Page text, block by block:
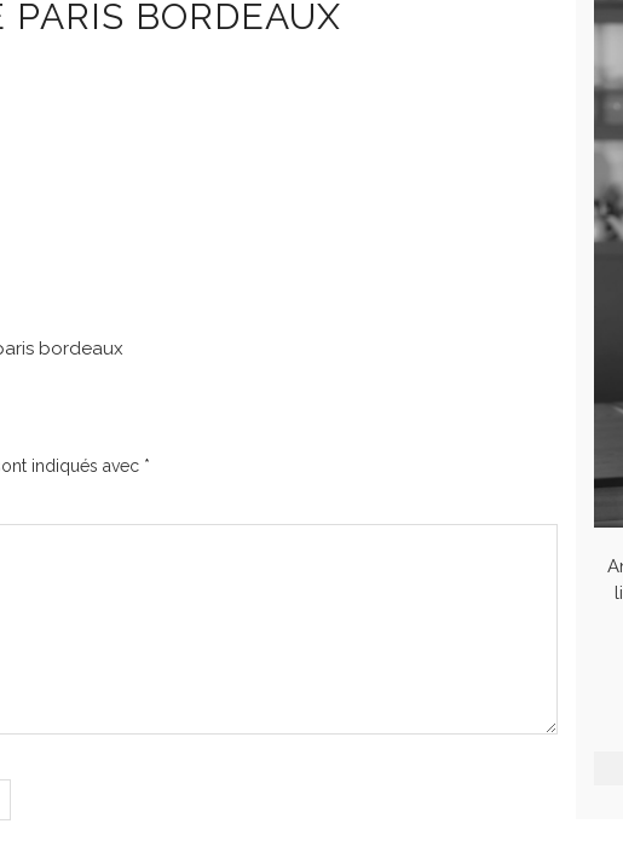
BORDEAUX
bordeaux
indiqués avec *